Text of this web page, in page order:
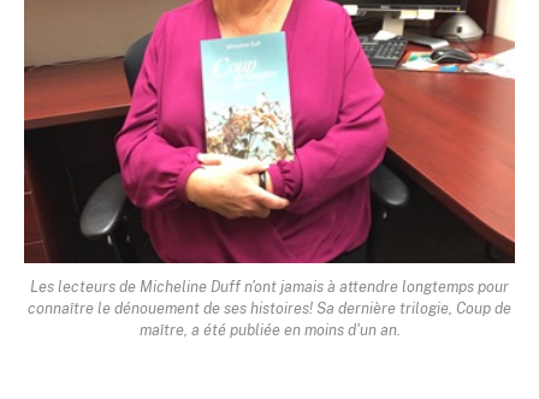
Les lecteurs de Micheline Duff n'ont jamais à attendre longtemps pour
connaître le dénouement de ses histoires! Sa dernière trilogie, Coup de
maître, a été publiée en moins d'un an.